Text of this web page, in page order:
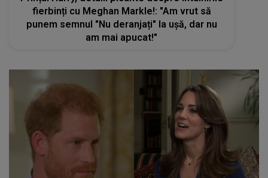
fierbinți cu Meghan Markle!: "Am vrut să
punem semnul "Nu deranjați" la ușă, dar nu
am mai apucat!"